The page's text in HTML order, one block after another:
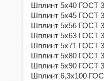
Шплинт 5х40 ГОСТ
Шплинт 5х45 ГОСТ
Шплинт 5х56 ГОСТ
Шплинт 5х63 ГОСТ
Шплинт 5х71 ГОСТ
Шплинт 5х80 ГОСТ
Шплинт 5х90 ГОСТ
Шплинт 6,3х100